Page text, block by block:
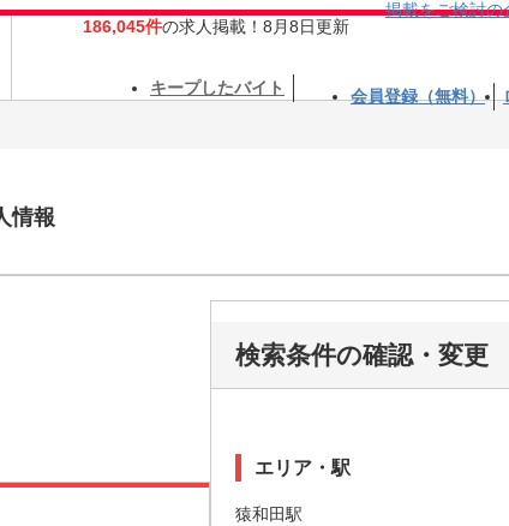
186,045件の求人掲載！8月8日更新
掲載をご検討の
キープしたバイト 会員登録（無料）
情報
検索条件の確認・変更
エリア・駅
猿和田駅